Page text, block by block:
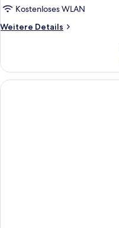
Kostenloses WLAN
Weitere Details
Weitere